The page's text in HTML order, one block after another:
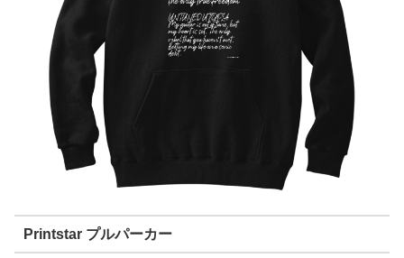
Printstar プルパーカー